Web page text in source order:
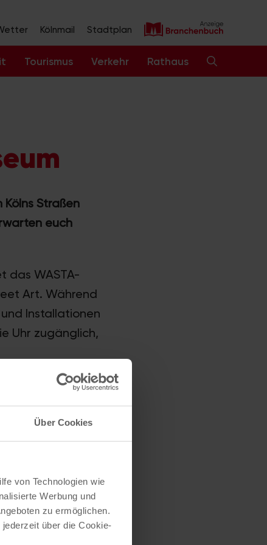
Über Cookies
von Technologien wie
Werbung und
zu ermöglichen.
über die Cookie-
Kölnmail Stadtplan
Tourismus Verkehr Rathaus
Straßen
euch
das WASTA-
Art. Während
Installationen
Uhr zugänglich,
und
Das
Köln.
Erstellt: 25. Juli 2024